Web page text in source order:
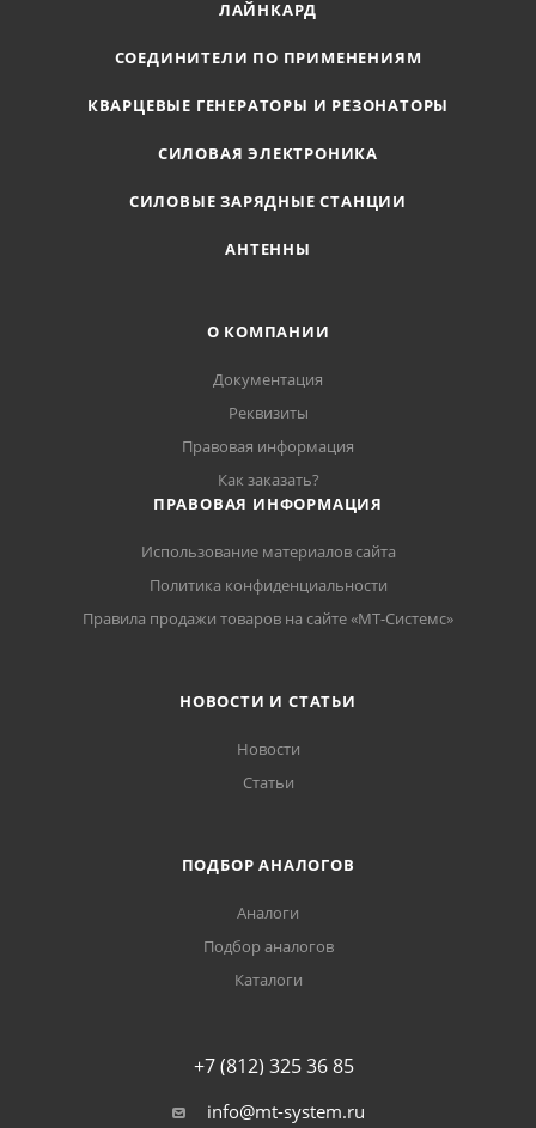
ЛАЙНКАРД
СОЕДИНИТЕЛИ ПО ПРИМЕНЕНИЯМ
КВАРЦЕВЫЕ ГЕНЕРАТОРЫ И РЕЗОНАТОРЫ
СИЛОВАЯ ЭЛЕКТРОНИКА
СИЛОВЫЕ ЗАРЯДНЫЕ СТАНЦИИ
АНТЕННЫ
О КОМПАНИИ
Документация
Реквизиты
Правовая информация
Как заказать?
ПРАВОВАЯ ИНФОРМАЦИЯ
Использование материалов сайта
Политика конфиденциальности
Правила продажи товаров на сайте «МТ-Системс»
НОВОСТИ И СТАТЬИ
Новости
Статьи
ПОДБОР АНАЛОГОВ
Аналоги
Подбор аналогов
Каталоги
+7 (812) 325 36 85
info@mt-system.ru